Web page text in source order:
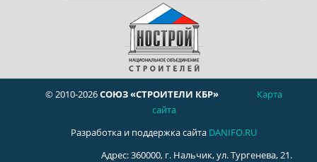
© 2010-2026СОЮЗ «СТРОИТЕЛИ КБР»
Карта
сайта
Разработка и поддержка сайта DANIFO.RU
Адрес: 360000, г. Нальчик, ул. Тургенева, 21.